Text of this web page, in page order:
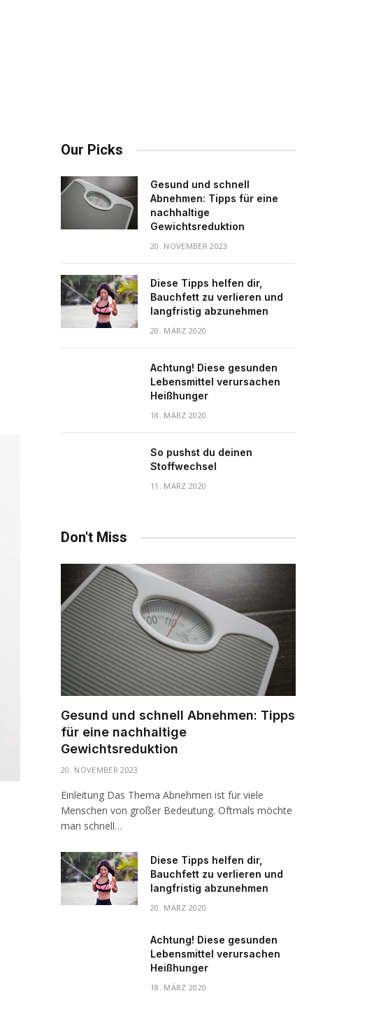
Our Picks
Gesund und schnell
Abnehmen: Tipps für eine
nachhaltige
Gewichtsreduktion
20. NOVEMBER 2023
Diese Tipps helfen dir,
Bauchfett zu verlieren und
langfristig abzunehmen
20. MÄRZ 2020
Achtung! Diese gesunden
Lebensmittel verursachen
Heißhunger
18. MÄRZ 2020
So pushst du deinen
Stoffwechsel
11. MÄRZ 2020
Don't Miss
Gesund und schnell Abnehmen: Tipps
für eine nachhaltige
Gewichtsreduktion
20. NOVEMBER 2023
Einleitung Das Thema Abnehmen ist für viele
Menschen von großer Bedeutung. Oftmals möchte
man schnell…
Diese Tipps helfen dir,
Bauchfett zu verlieren und
langfristig abzunehmen
20. MÄRZ 2020
Achtung! Diese gesunden
Lebensmittel verursachen
Heißhunger
18. MÄRZ 2020